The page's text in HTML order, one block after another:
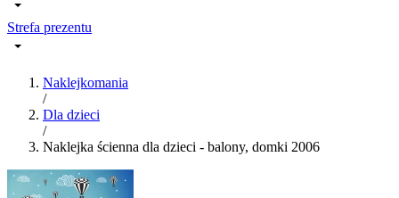
Strefa prezentu
Naklejkomania
/
Dla dzieci
/
Naklejka ścienna dla dzieci - balony, domki 2006